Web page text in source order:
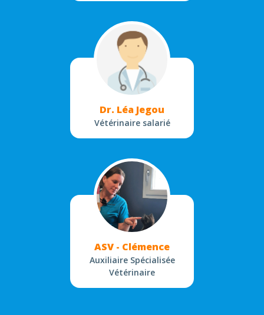
Dr. Léa Jegou
Vétérinaire salarié
ASV - Clémence
Auxiliaire Spécialisée
Vétérinaire